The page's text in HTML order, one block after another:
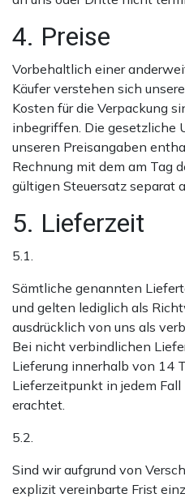
4. Preise
Vorbehaltlich einer
Käufer verstehen sich
Kosten für die Verpackung
inbegriffen. Die gesetzliche
unseren Preisangaben
Rechnung mit dem am Tag
gültigen Steuersatz separat
5. Lieferzeit
5.1.
Sämtliche genannten
und gelten lediglich als
ausdrücklich von uns als
Bei nicht verbindlichen
Lieferung innerhalb von 14
Lieferzeitpunkt in jedem
erachtet.
5.2.
Sind wir aufgrund von
explizit vereinbarte Frist